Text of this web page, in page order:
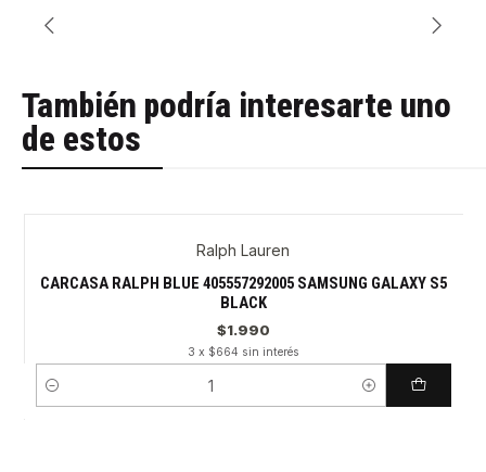
También podría interesarte uno
de estos
Ralph Lauren
CARCASA RALPH BLUE 405557292005 SAMSUNG GALAXY S5
BLACK
$1.990
3 x $664 sin interés
Cantidad